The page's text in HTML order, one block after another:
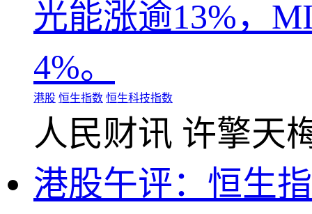
光能涨逾13%，
4%。
港股 恒生指数 恒生科技指数
人民财讯 许擎天
港股午评：恒生